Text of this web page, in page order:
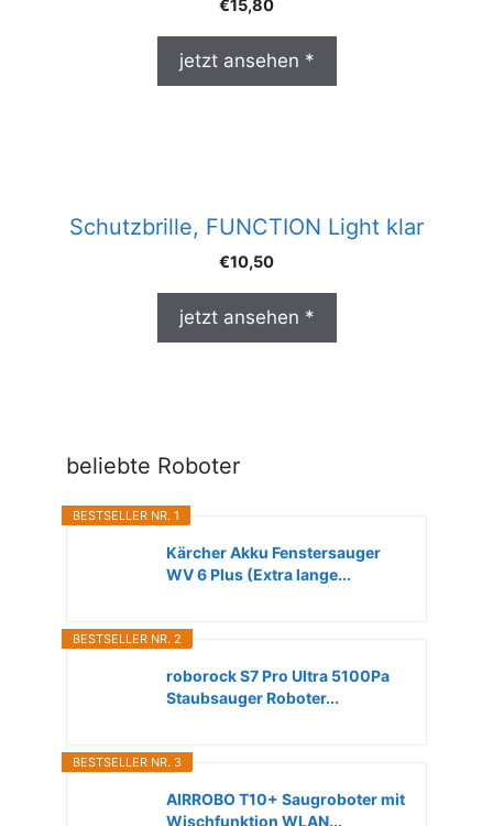
€15,80
jetzt ansehen *
Schutzbrille, FUNCTION Light klar
€10,50
jetzt ansehen *
beliebte Roboter
BESTSELLER NR. 1
Kärcher Akku Fenstersauger
WV 6 Plus (Extra lange...
BESTSELLER NR. 2
roborock S7 Pro Ultra 5100Pa
Staubsauger Roboter...
BESTSELLER NR. 3
AIRROBO T10+ Saugroboter mit
Wischfunktion WLAN...